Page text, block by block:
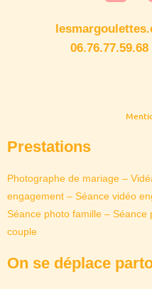
Prestations
Photographe de mariage –
engagement – Séance vidéo
Séance photo famille –
couple
On se déplace